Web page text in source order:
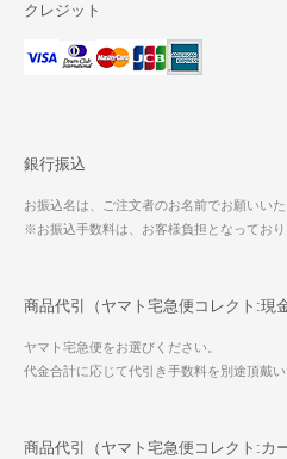
クレジット
銀行振込
お振込名は、ご注文者のお名前でお願いいた
※お振込手数料は、お客様負担となってお
商品代引（ヤマト宅急便コレクト:現
ヤマト宅急便をお選びください。
代金合計に応じて代引き手数料を別途頂戴い
商品代引（ヤマト宅急便コレクト:カ